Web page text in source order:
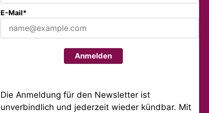
E-Mail*
Anmelden
Die Anmeldung für den Newsletter ist
unverbindlich und jederzeit wieder kündbar. Mit